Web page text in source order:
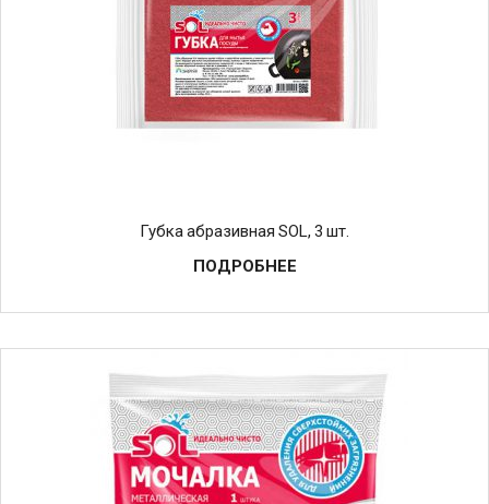
Губка абразивная SOL, 3 шт.
ПОДРОБНЕЕ